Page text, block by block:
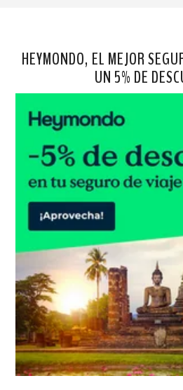
HEYMONDO, EL MEJOR
UN 5% DE